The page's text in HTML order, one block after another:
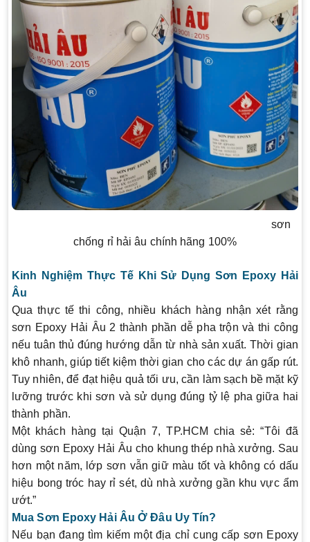
sơn
chống rỉ hải âu chính hãng 100%
Kinh Nghiệm Thực Tế Khi Sử Dụng Sơn Epoxy Hải
Âu
Qua thực tế thi công, nhiều khách hàng nhận xét rằng
sơn Epoxy Hải Âu 2 thành phần dễ pha trộn và thi công
nếu tuân thủ đúng hướng dẫn từ nhà sản xuất. Thời gian
khô nhanh, giúp tiết kiệm thời gian cho các dự án gấp rút.
Tuy nhiên, để đạt hiệu quả tối ưu, cần làm sạch bề mặt kỹ
lưỡng trước khi sơn và sử dụng đúng tỷ lệ pha giữa hai
thành phần.
Một khách hàng tại Quận 7, TP.HCM chia sẻ: “Tôi đã
dùng sơn Epoxy Hải Âu cho khung thép nhà xưởng. Sau
hơn một năm, lớp sơn vẫn giữ màu tốt và không có dấu
hiệu bong tróc hay rỉ sét, dù nhà xưởng gần khu vực ẩm
ướt.”
Mua Sơn Epoxy Hải Âu Ở Đâu Uy Tín?
Nếu bạn đang tìm kiếm một địa chỉ cung cấp sơn Epoxy